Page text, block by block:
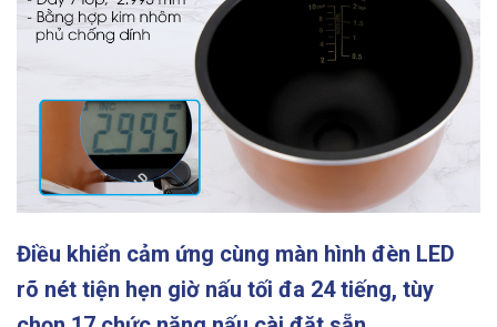
Điều khiển cảm ứng cùng màn hình đèn LED
rõ nét tiện hẹn giờ nấu tối đa 24 tiếng, tùy